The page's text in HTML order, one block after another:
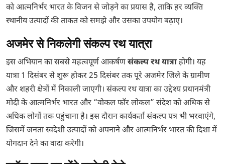
को आत्मनिर्भर भारत के विजन से जोड़ने का प्रयास है, ताकि हर व्यक्ति
स्थानीय उत्पादों की ताकत को समझे और उसका उपयोग बढ़ाए।
अजमेर से निकलेगी संकल्प रथ यात्रा
इस अभियान का सबसे महत्वपूर्ण आकर्षणसंकल्प रथ यात्राहोगी। यह
यात्रा 1 दिसंबर से शुरू होकर 25 दिसंबर तक पूरे अजमेर जिले के ग्रामीण
और शहरी क्षेत्रों में निकाली जाएगी। संकल्प रथ यात्रा का उद्देश्य प्रधानमंत्री
मोदी के आत्मनिर्भर भारत और “वोकल फॉर लोकल” संदेश को अधिक से
अधिक लोगों तक पहुंचाना है। इस दौरान कार्यकर्ता संकल्प पत्र भी भरवाएंगे,
जिसमें जनता स्वदेशी उत्पादों को अपनाने और आत्मनिर्भर भारत की दिशा में
योगदान देने का वादा करेगी।